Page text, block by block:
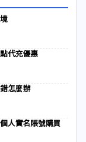
代充優惠
怎麼辦
人實名賬號購買